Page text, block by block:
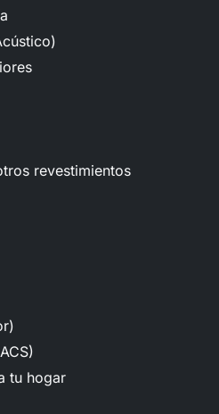
revestimientos
tu hogar